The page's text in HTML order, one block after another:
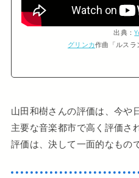
出典：
グリンカ作曲「ルスラ
山田和樹さんの評価は、今や
主要な音楽都市で高く評価さ
評価は、決して一面的なもの